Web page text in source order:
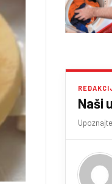
Naši